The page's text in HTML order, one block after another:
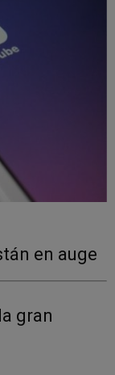
en auge
gran